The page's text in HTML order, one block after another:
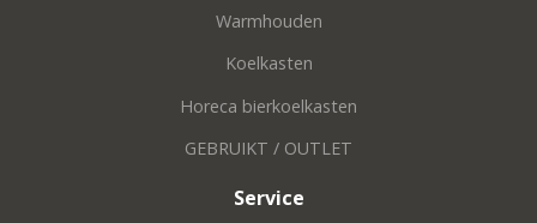
Warmhouden
Koelkasten
Horeca bierkoelkasten
GEBRUIKT / OUTLET
Service